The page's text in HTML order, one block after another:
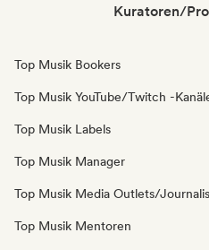
Kuratoren/
Top Musik Bookers
Top Musik YouTube/Twitch -
Top Musik Labels
Top Musik Manager
Top Musik Media Outlets/
Top Musik Mentoren